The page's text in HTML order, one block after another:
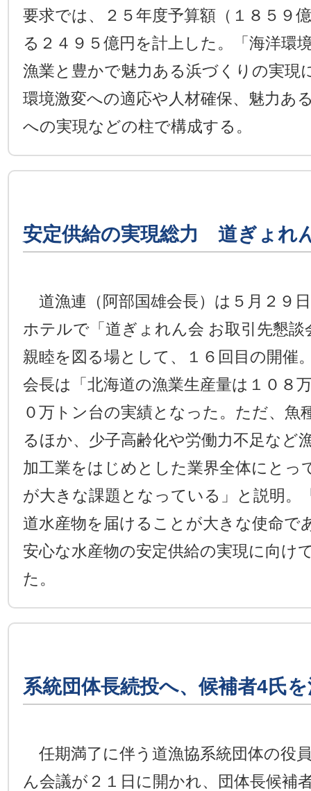
要求では、２５年度予算額（１８５９
る２４９５億円を計上した。「海洋環
漁業と豊かで魅力ある浜づくりの実現
環境激変への適応や人材確保、魅力あ
への実現などの柱で構成する。
安定供給の実現総力 道ぎょれ
道漁連（阿部国雄会長）は５月２９
ホテルで「道ぎょれん会 お取引先懇
親睦を図る場として、１６回目の開催
会長は「北海道の漁業生産量は１０８
０万トン台の実績となった。ただ、魚
るほか、少子高齢化や労働力不足など
加工業をはじめとした業界全体にとっ
が大きな課題となっている」と説明。
道水産物を届けることが大きな使命で
安心な水産物の安定供給の実現に向け
た。
系統団体長続投へ、候補者4氏
任期満了に伴う道漁協系統団体の役
ん会議が２１日に開かれ、団体長候補